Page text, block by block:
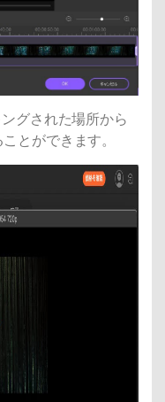
グされた場所から
とができます。